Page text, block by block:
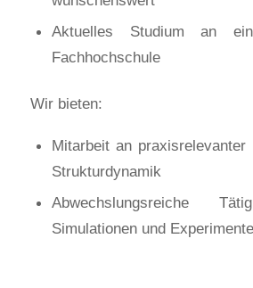
Aktuelles Studium an
Fachhochschule
Wir bieten:
Mitarbeit an
Strukturdynamik
Abwechslungsreiche
Simulationen und